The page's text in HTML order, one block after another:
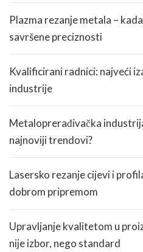
Plazma rezanje metala –
savršene preciznosti
Kvalificirani radnici: najveći
industrije
Metaloprerađivačka
najnoviji trendovi?
Lasersko rezanje cijevi i
dobrom pripremom
Upravljanje kvalitetom u
nije izbor, nego standard